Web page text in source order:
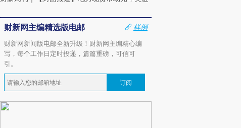
财新网主编精选版电邮
样例
财新网新闻版电邮全新升级！财新网主编精心编
写，每个工作日定时投递，篇篇重磅，可信可
引。
订阅